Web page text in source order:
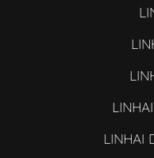
LINHAI